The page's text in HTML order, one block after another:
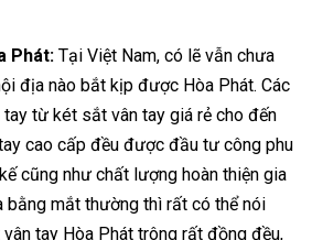
Phát: Tại Việt Nam, có lẽ vẫn chưa
địa nào bắt kịp được Hòa Phát. Các
từ két sắt vân tay giá rẻ cho đến
cao cấp đều được đầu tư công phu
cũng như chất lượng hoàn thiện gia
bằng mắt thường thì rất có thể nói
tay Hòa Phát trông rất đồng đều,